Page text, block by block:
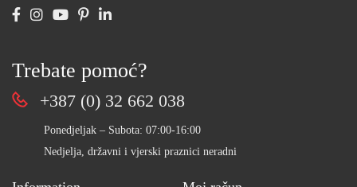
Trebate pomoć?
+387 (0) 32 662 038
Ponedjeljak – Subota: 07:00-16:00
Nedjelja, državni i vjerski praznici neradni